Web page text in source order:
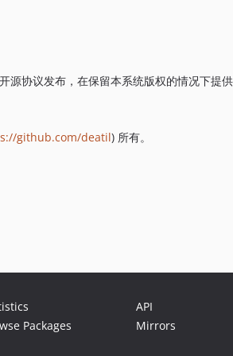
开源协议发布，在保留本系统版权的情况下提供
github.com/deatil) 所有。
Packages
API
Mirrors